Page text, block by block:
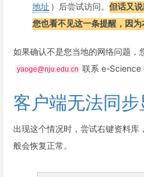
地址 ）后尝试访问。 但话又
您也看不见这一条提醒，因为
如果确认不是您当地的网络问题，
yaoge@nju.edu.cn 联系 e-Science
客户端无法同步
出现这个情况时，尝试右键资料库
般会恢复正常。